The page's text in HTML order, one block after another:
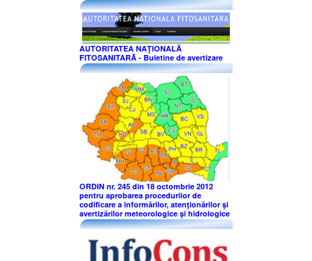
AUTORITATEA NAŢIONALĂ
FITOSANITARĂ - Buletine de avertizare
ORDIN nr. 245 din 18 octombrie 2012
pentru aprobarea procedurilor de
codificare a informărilor, atenţionărilor şi
avertizărilor meteorologice şi hidrologice